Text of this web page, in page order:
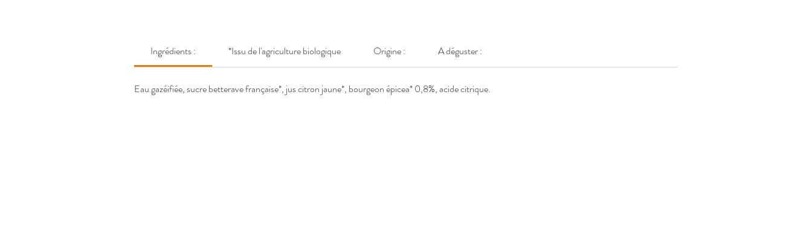
Ingrédients : *Issu de l'agriculture biologique Origine : A déguster :
Eau gazéifiée, sucre betterave française*, jus citron jaune*, bourgeon épicea* 0,8%, acide citrique.